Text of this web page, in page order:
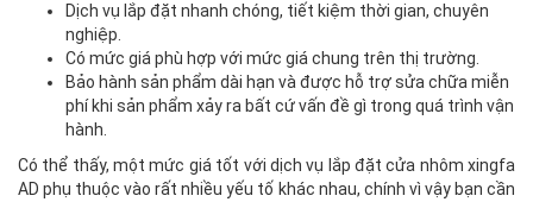
Dịch vụ lắp đặt nhanh chóng, tiết kiệm thời gian, chuyên
nghiệp.
Có mức giá phù hợp với mức giá chung trên thị trường.
Bảo hành sản phẩm dài hạn và được hỗ trợ sửa chữa miễn
phí khi sản phẩm xảy ra bất cứ vấn đề gì trong quá trình vận
hành.
Có thể thấy, một mức giá tốt với dịch vụ lắp đặt cửa nhôm xingfa
AD phụ thuộc vào rất nhiều yếu tố khác nhau, chính vì vậy bạn cần